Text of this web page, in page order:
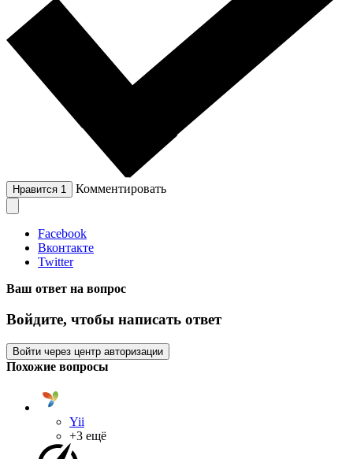
Нравится 1 Комментировать
Facebook
Вконтакте
Twitter
Ваш ответ на вопрос
Войдите, чтобы написать ответ
Войти через центр авторизации
Похожие вопросы
Yii
+3 ещё